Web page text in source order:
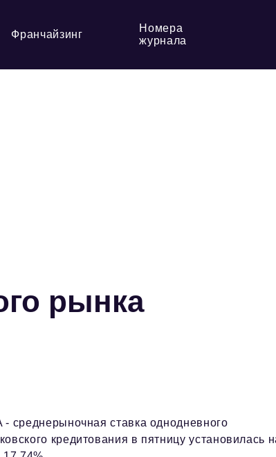
Франчайзинг
Номера
журнала
рынка
- среднерыночная ставка однодневного
кредитования в пятницу установилась